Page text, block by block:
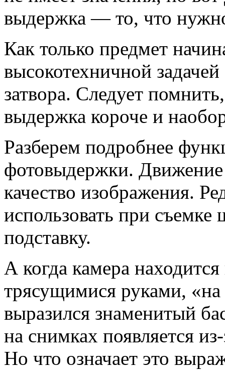
выдержка — то, что
Как только предмет
высокотехничной
затвора. Следует
выдержка короче и
Разберем подробнее
фотовыдержки. Движение
качество изображения.
использовать при
подставку.
А когда камера находится
трясущимися руками,
выразился знаменитый
на снимках появляется
Но что означает это